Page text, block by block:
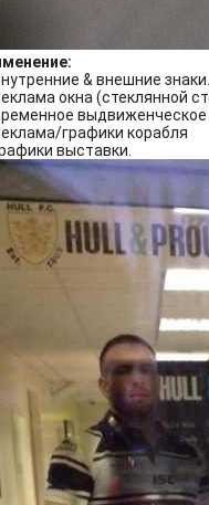
& внешние знаки.
окна (стеклянной
графики корабля
выставки.